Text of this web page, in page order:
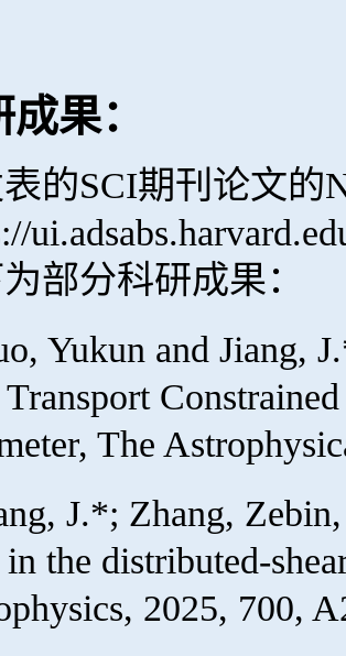
果：
的SCI期刊论文的
部分科研成果：
Yukun and Jiang,
The
J.*; Zhang,
the distributed-
2025, 700,